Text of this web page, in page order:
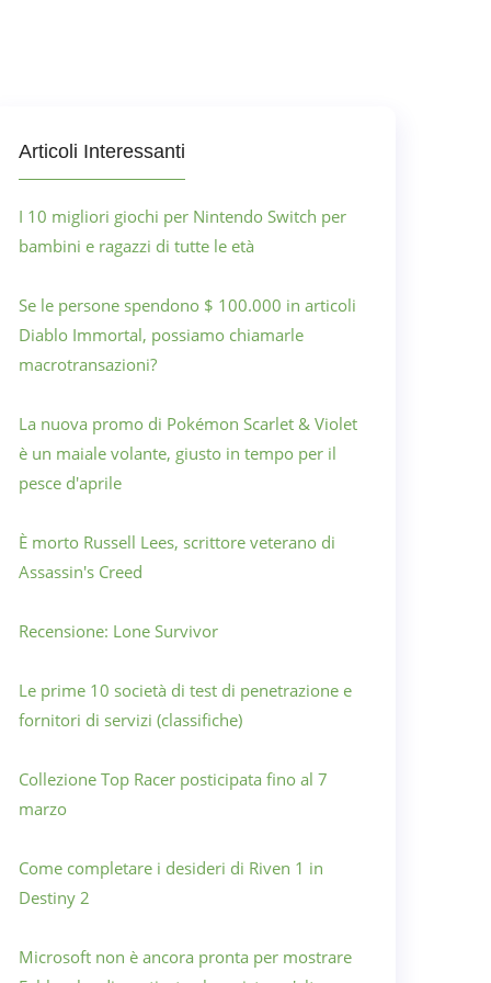
Articoli Interessanti
I 10 migliori giochi per Nintendo Switch per
bambini e ragazzi di tutte le età
Se le persone spendono $ 100.000 in articoli
Diablo Immortal, possiamo chiamarle
macrotransazioni?
La nuova promo di Pokémon Scarlet & Violet
è un maiale volante, giusto in tempo per il
pesce d'aprile
È morto Russell Lees, scrittore veterano di
Assassin's Creed
Recensione: Lone Survivor
Le prime 10 società di test di penetrazione e
fornitori di servizi (classifiche)
Collezione Top Racer posticipata fino al 7
marzo
Come completare i desideri di Riven 1 in
Destiny 2
Microsoft non è ancora pronta per mostrare